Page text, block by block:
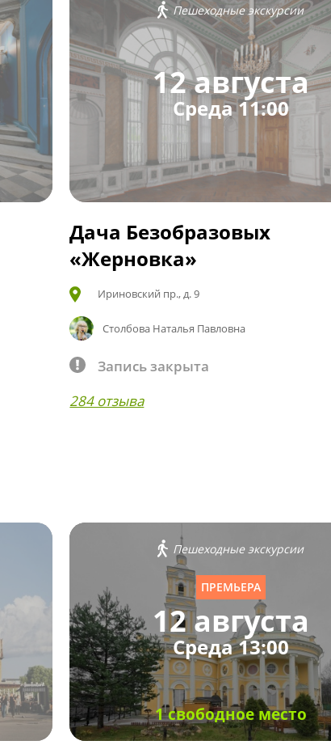
Пешеходные экскурсии
12 августа
Среда 11:00
Дача Безобразовых
«Жерновка»
Ириновский пр., д. 9
Столбова Наталья Павловна
Запись закрыта
284 отзыва
Пешеходные экскурсии
ПРЕМЬЕРА
12 августа
Среда 13:00
1 свободное место